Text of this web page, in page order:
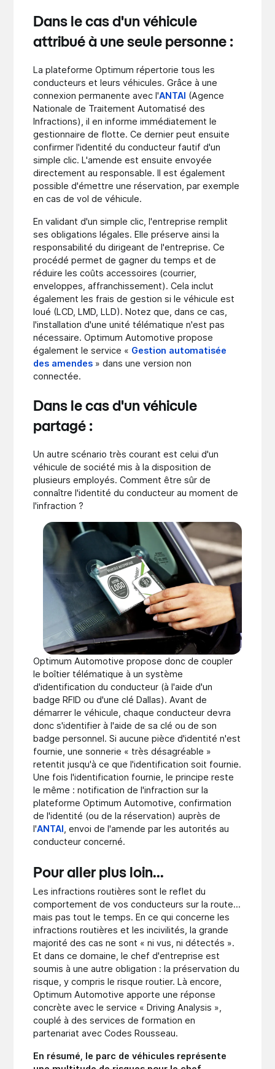
Dans le cas d'un véhicule
attribué à une seule personne :
La plateforme Optimum répertorie tous les
conducteurs et leurs véhicules. Grâce à une
connexion permanente avec l'ANTAI (Agence
Nationale de Traitement Automatisé des
Infractions), il en informe immédiatement le
gestionnaire de flotte. Ce dernier peut ensuite
confirmer l'identité du conducteur fautif d'un
simple clic. L'amende est ensuite envoyée
directement au responsable. Il est également
possible d'émettre une réservation, par exemple
en cas de vol de véhicule.
En validant d'un simple clic, l'entreprise remplit
ses obligations légales. Elle préserve ainsi la
responsabilité du dirigeant de l'entreprise. Ce
procédé permet de gagner du temps et de
réduire les coûts accessoires (courrier,
enveloppes, affranchissement). Cela inclut
également les frais de gestion si le véhicule est
loué (LCD, LMD, LLD). Notez que, dans ce cas,
l'installation d'une unité télématique n'est pas
nécessaire. Optimum Automotive propose
également le service « Gestion automatisée
des amendes » dans une version non
connectée.
Dans le cas d'un véhicule
partagé :
Un autre scénario très courant est celui d'un
véhicule de société mis à la disposition de
plusieurs employés. Comment être sûr de
connaître l'identité du conducteur au moment de
l'infraction ?
Optimum Automotive propose donc de coupler
le boîtier télématique à un système
d'identification du conducteur (à l'aide d'un
badge RFID ou d'une clé Dallas). Avant de
démarrer le véhicule, chaque conducteur devra
donc s'identifier à l'aide de sa clé ou de son
badge personnel. Si aucune pièce d'identité n'est
fournie, une sonnerie « très désagréable »
retentit jusqu'à ce que l'identification soit fournie.
Une fois l'identification fournie, le principe reste
le même : notification de l'infraction sur la
plateforme Optimum Automotive, confirmation
de l'identité (ou de la réservation) auprès de
l'ANTAI , envoi de l'amende par les autorités au
conducteur concerné.
Pour aller plus loin...
Les infractions routières sont le reflet du
comportement de vos conducteurs sur la route...
mais pas tout le temps. En ce qui concerne les
infractions routières et les incivilités, la grande
majorité des cas ne sont « ni vus, ni détectés ».
Et dans ce domaine, le chef d'entreprise est
soumis à une autre obligation : la préservation du
risque, y compris le risque routier. Là encore,
Optimum Automotive apporte une réponse
concrète avec le service « Driving Analysis »,
couplé à des services de formation en
partenariat avec Codes Rousseau.
En résumé, le parc de véhicules représente